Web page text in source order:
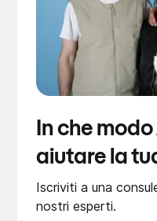
In che
aiutare la
Iscriviti a una
nostri esperti.